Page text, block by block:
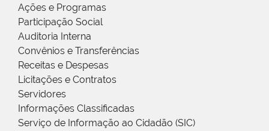
Ações e Programas
Participação Social
Auditoria Interna
Convênios e Transferências
Receitas e Despesas
Licitações e Contratos
Servidores
Informações Classificadas
Serviço de Informação ao Cidadão (SIC)